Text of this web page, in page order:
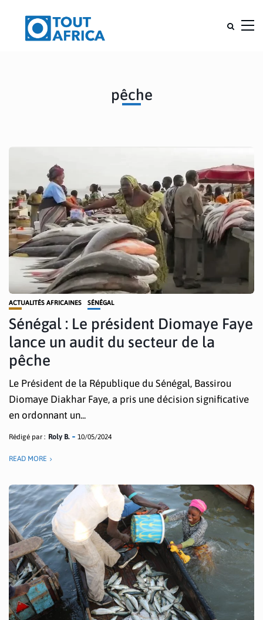
pêche
ACTUALITÉS AFRICAINES SÉNÉGAL
Sénégal : Le président Diomaye Faye
lance un audit du secteur de la
pêche
Le Président de la République du Sénégal, Bassirou
Diomaye Diakhar Faye, a pris une décision significative
en ordonnant un...
Rédigé par : Roly B. 10/05/2024
READ MORE